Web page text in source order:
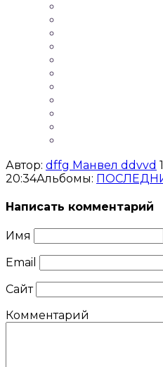
Автор: dffg Манвел ddvvd
20:34Альбомы:
Написать комментарий
Имя
Email
Сайт
Комментарий